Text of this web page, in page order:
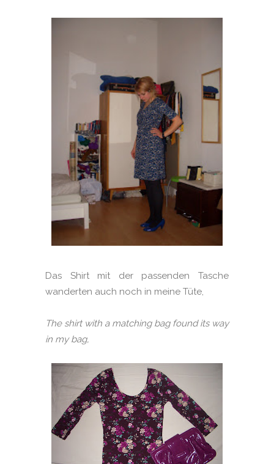
Das Shirt mit der passenden Tasche
wanderten auch noch in meine Tüte,
The shirt with a matching bag found its way
in my bag,